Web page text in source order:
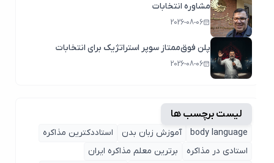
مشاوره انتخابات
2026-08-06
پلن فوق‌ممتاز سوپر استراتژیک برای انتخابات
2026-08-06
لیست برچسب ها
body language آموزش زبان بدن
استاددکترین مذاکره
استادی در مذاکره
برترین معلم مذاکره ایران